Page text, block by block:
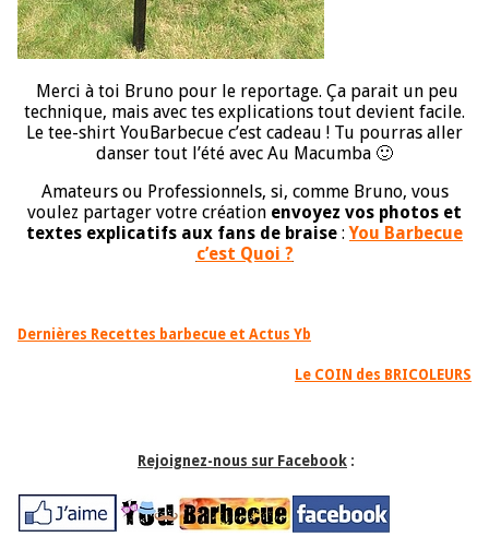
Merci à toi Bruno pour le reportage. Ça parait un peu
technique, mais avec tes explications tout devient facile.
Le tee-shirt YouBarbecue c’est cadeau ! Tu pourras aller
danser tout l’été avec Au Macumba 🙂
Amateurs ou Professionnels, si, comme Bruno, vous
voulez partager votre création envoyez vos photos et
textes explicatifs aux fans de braise :You Barbecue
c’est Quoi ?
Dernières Recettes barbecue et Actus Yb
Le COIN des BRICOLEURS
Rejoignez-nous sur Facebook :